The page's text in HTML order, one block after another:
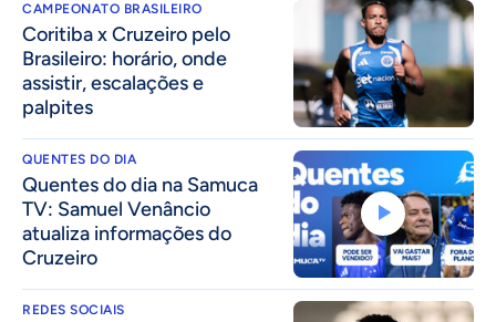
CAMPEONATO BRASILEIRO
Coritiba x Cruzeiro pelo
Brasileiro: horário, onde
assistir, escalações e
palpites
QUENTES DO DIA
Quentes do dia na Samuca
TV: Samuel Venâncio
atualiza informações do
Cruzeiro
REDES SOCIAIS